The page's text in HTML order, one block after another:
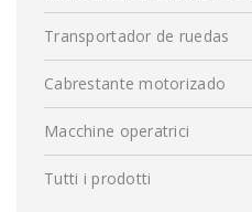
Transportador de ruedas
Cabrestante motorizado
Macchine operatrici
Tutti i prodotti